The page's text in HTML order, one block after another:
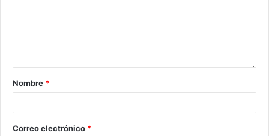
Nombre *
Correo electrónico *